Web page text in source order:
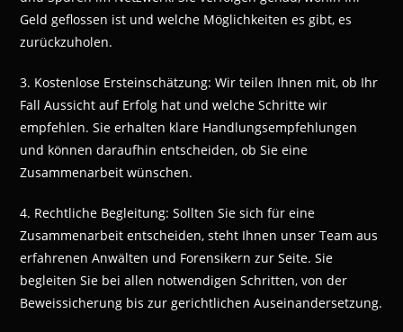
Geld geflossen ist und welche Möglichkeiten es gibt, es
zurückzuholen.
3. Kostenlose Ersteinschätzung: Wir teilen Ihnen mit, ob Ihr
Fall Aussicht auf Erfolg hat und welche Schritte wir
empfehlen. Sie erhalten klare Handlungsempfehlungen
und können daraufhin entscheiden, ob Sie eine
Zusammenarbeit wünschen.
4. Rechtliche Begleitung: Sollten Sie sich für eine
Zusammenarbeit entscheiden, steht Ihnen unser Team aus
erfahrenen Anwälten und Forensikern zur Seite. Sie
begleiten Sie bei allen notwendigen Schritten, von der
Beweissicherung bis zur gerichtlichen Auseinandersetzung.